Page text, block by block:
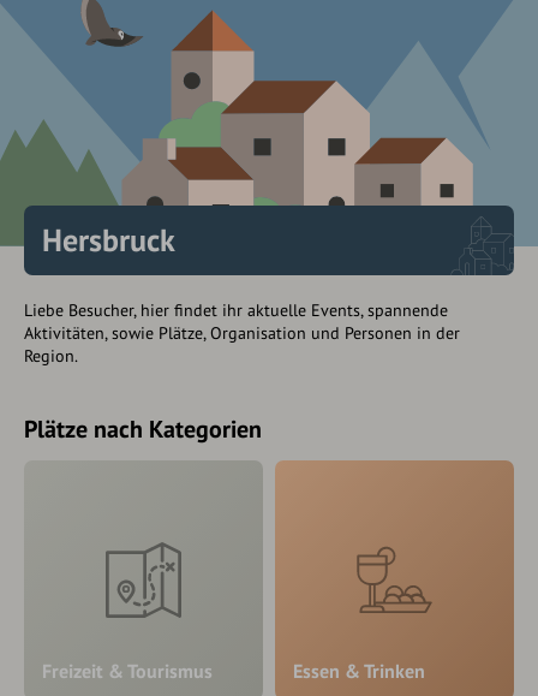
Hersbruck
Liebe Besucher, hier findet ihr aktuelle Events, spannende
Aktivitäten, sowie Plätze, Organisation und Personen in der
Region.
Plätze nach Kategorien
Freizeit & Tourismus Essen & Trinken